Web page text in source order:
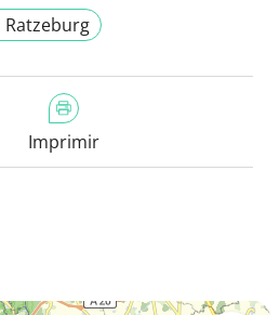
Ratzeburg
Imprimir